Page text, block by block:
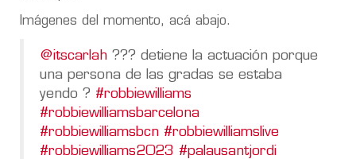
Imágenes del momento, acá abajo.
@itscarlah ??? detiene la actuación porque
una persona de las gradas se estaba
yendo ? #robbiewilliams
#robbiewilliamsbarcelona
#robbiewilliamsbcn #robbiewilliamslive
#robbiewilliams2023 #palausantjordi